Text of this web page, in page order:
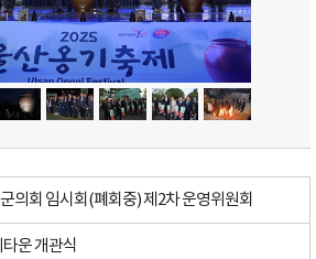
의회 임시회(폐회중) 제2차 운영위원회
운 개관식